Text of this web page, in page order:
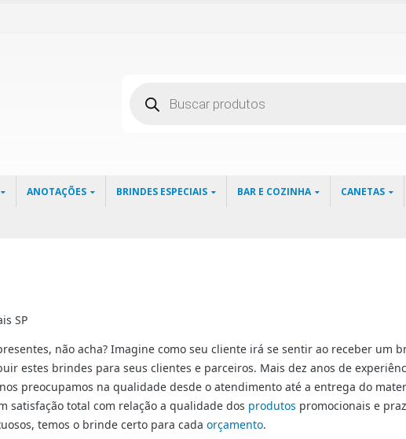
produtos
ANOTAÇÕES BRINDES ESPECIAIS BAR E COZINHA CANETAS
SP
não acha? Imagine como seu cliente irá se sentir ao receber um
estes brindes para seus clientes e parceiros. Mais dez anos de
preocupamos na qualidade desde o atendimento até a entrega do
satisfação total com relação a qualidade dos produtos promocionais e
temos o brinde certo para cada orçamento.